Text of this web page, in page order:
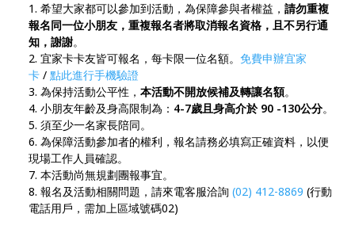
希望大家都可以參加到活動，為保障參與者權益，請勿重複
報名同一位小朋友，重複報名者將取消報名資格，且不另行通
知，謝謝。
宜家卡卡友皆可報名，每卡限一位名額。免費申辦宜家
卡 /點此進行手機驗證
為保持活動公平性，本活動不開放候補及轉讓名額。
小朋友年齡及身高限制為： 4-7歲且身高介於 90 -130公分。
須至少一名家長陪同。
為保障活動參加者的權利，報名請務必填寫正確資料，以便
現場工作人員確認。
本活動尚無規劃團報事宜。
報名及活動相關問題，請來電客服洽詢(02) 412-8869 (行動
電話用戶，需加上區域號碼02)